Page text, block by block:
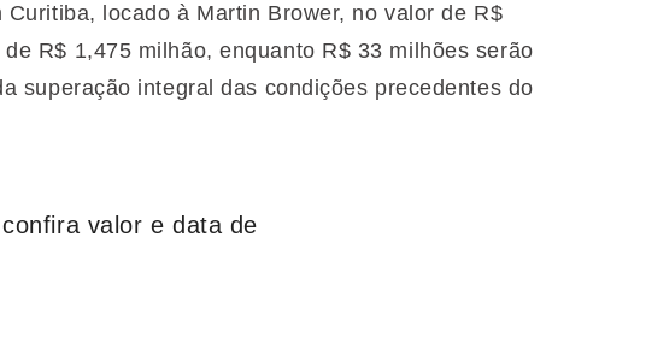
locado à Martin Brower, no valor de R$
R$ 1,475 milhão, enquanto R$ 33 milhões serão
superação integral das condições precedentes do
valor e data de